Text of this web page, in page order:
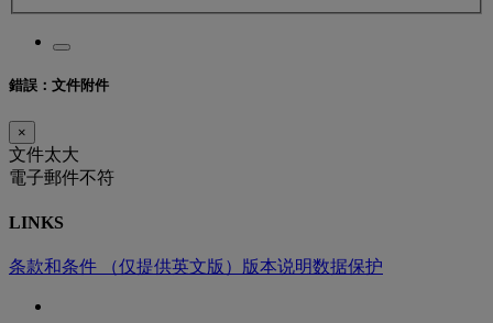
錯誤：文件附件
×
文件太大
電子郵件不符
LINKS
条款和条件 （仅提供英文版） 版本说明数据保护